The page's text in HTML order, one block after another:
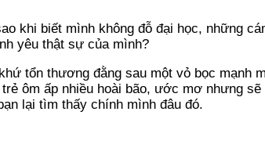
khi biết mình không đỗ đại học, những
yêu thật sự của mình?
tổn thương đằng sau một vỏ bọc mạnh
ôm ấp nhiều hoài bão, ước mơ nhưng
lại tìm thấy chính mình đâu đó.